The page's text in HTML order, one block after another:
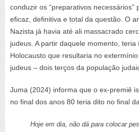
conduzir os “preparativos necessários”
eficaz, definitiva e total da questão. O
Nazista já havia até ali massacrado
judeus. A partir daquele momento,
Holocausto que resultaria no
judeus – dois terços da população
Juma (2024) informa que o ex-premiê
no final dos anos 80 teria dito no final
Hoje em dia, não dá para colocar